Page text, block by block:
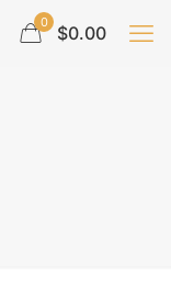
0 $0.00